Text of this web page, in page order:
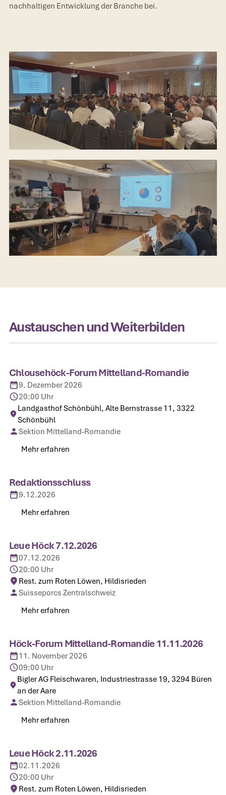
nachhaltigen Entwicklung der Branche bei.
Austauschen und Weiterbilden
Chlousehöck-Forum Mittelland-Romandie
9. Dezember 2026
20:00 Uhr
Landgasthof Schönbühl, Alte Bernstrasse 11, 3322
Schönbühl
Sektion Mittelland-Romandie
Mehr erfahren
Redaktionsschluss
9.12.2026
Mehr erfahren
Leue Höck 7.12.2026
07.12.2026
20:00 Uhr
Rest. zum Roten Löwen, Hildisrieden
Suisseporcs Zentralschweiz
Mehr erfahren
Höck-Forum Mittelland-Romandie 11.11.2026
11. November 2026
09:00 Uhr
Bigler AG Fleischwaren, Industriestrasse 19, 3294 Büren
an der Aare
Sektion Mittelland-Romandie
Mehr erfahren
Leue Höck 2.11.2026
02.11.2026
20:00 Uhr
Rest. zum Roten Löwen, Hildisrieden